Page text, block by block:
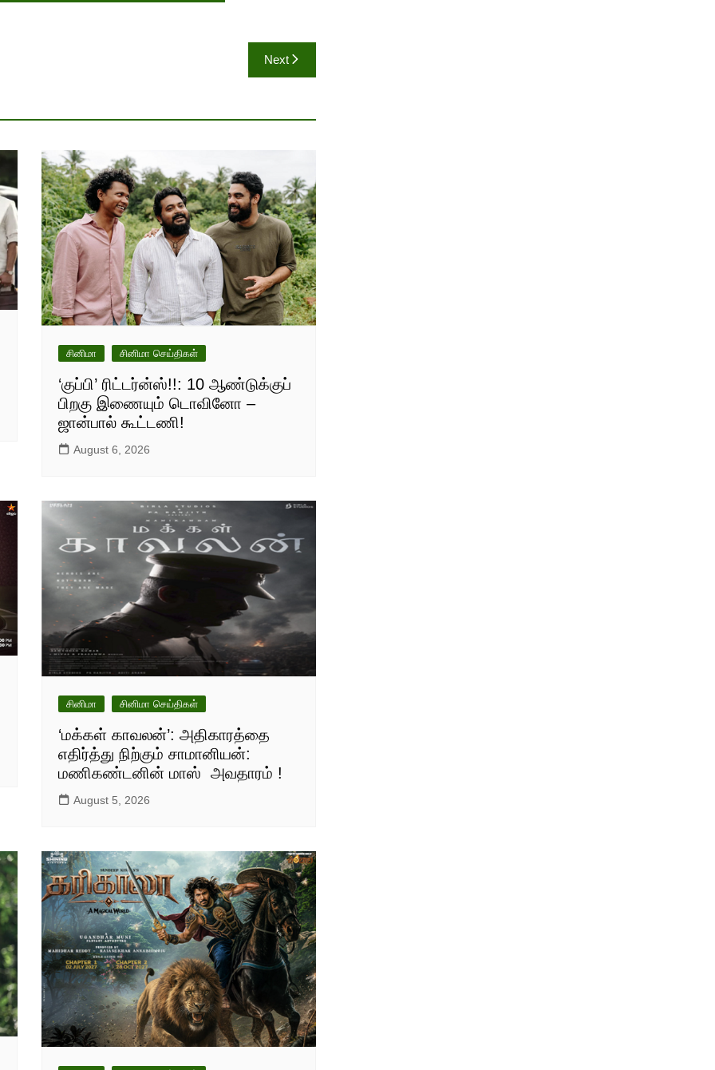
Next
சினிமா சினிமா செய்திகள்
‘குப்பி’ ரிட்டர்ன்ஸ்!!: 10 ஆண்டுக்குப்
பிறகு இணையும் டொவினோ –
ஜான்பால் கூட்டணி!
August 6, 2026
சினிமா சினிமா செய்திகள்
‘மக்கள் காவலன்’: அதிகாரத்தை
எதிர்த்து நிற்கும் சாமானியன்:
மணிகண்டனின் மாஸ் அவதாரம் !
August 5, 2026